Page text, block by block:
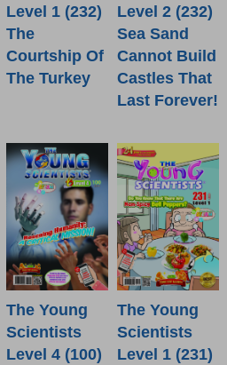
Level 1 (232)
The
Courtship Of
The Turkey
Level 2 (232)
Sea Sand
Cannot Build
Castles That
Last Forever!
The Young
Scientists
Level 4 (100)
The Young
Scientists
Level 1 (231)